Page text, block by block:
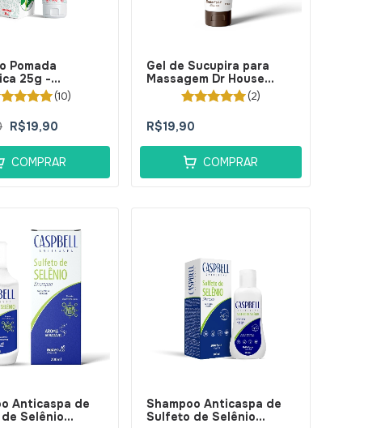
Pomada
25g -
(10)
R$19,90
COMPRAR
Gel de Sucupira para
Massagem Dr House
120ml-Bellaphytus(2)
R$19,90
COMPRAR
Anticaspa de
Selênio
Shampoo Anticaspa de
Sulfeto de Selênio